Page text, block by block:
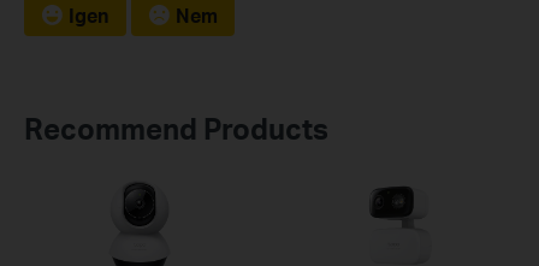
Igen Nem
Recommend Products